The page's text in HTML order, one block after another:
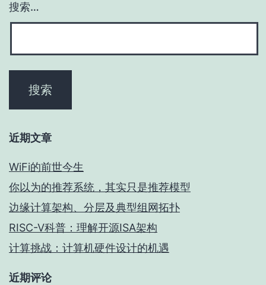
搜索…
近期文章
WiFi的前世今生
你以为的推荐系统，其实只是推荐模型
边缘计算架构、分层及典型组网拓扑
RISC-V科普：理解开源ISA架构
计算挑战：计算机硬件设计的机遇
近期评论